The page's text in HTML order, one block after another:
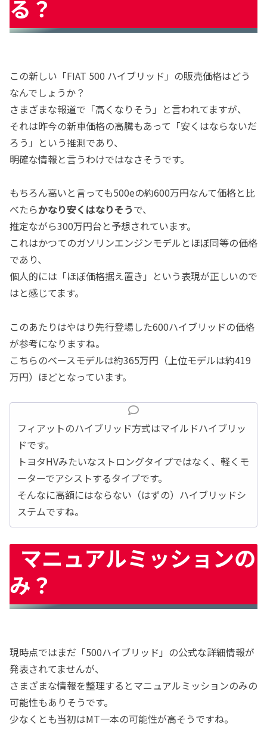
る？
この新しい「FIAT 500 ハイブリッド」の販売価格はどう
なんでしょうか？
さまざまな報道で「高くなりそう」と言われてますが、
それは昨今の新車価格の高騰もあって「安くはならないだ
ろう」という推測であり、
明確な情報と言うわけではなさそうです。
もちろん高いと言っても500eの約600万円なんて価格と比
べたらかなり安くはなりそうで、
推定ながら300万円台と予想されています。
これはかつてのガソリンエンジンモデルとほぼ同等の価格
であり、
個人的には「ほぼ価格据え置き」という表現が正しいので
はと感じてます。
このあたりはやはり先行登場した600ハイブリッドの価格
が参考になりますね。
こちらのベースモデルは約365万円（上位モデルは約419
万円）ほどとなっています。
フィアットのハイブリッド方式はマイルドハイブリッ
ドです。
トヨタHVみたいなストロングタイプではなく、軽くモ
ーターでアシストするタイプです。
そんなに高額にはならない（はずの）ハイブリッドシ
ステムですね。
マニュアルミッションの
み？
現時点ではまだ「500ハイブリッド」の公式な詳細情報が
発表されてませんが、
さまざまな情報を整理するとマニュアルミッションのみの
可能性もありそうです。
少なくとも当初はMT一本の可能性が高そうですね。